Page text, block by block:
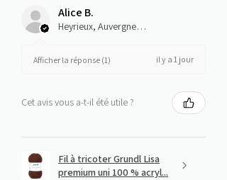
Alice B.
Heyrieux, Auvergne-Rhône-Alpes
Afficher la réponse (1) il y a 1 jour
Cet avis vous a-t-il été utile ?
Fil à tricoter Grundl Lisa
premium uni 100 % acryl...